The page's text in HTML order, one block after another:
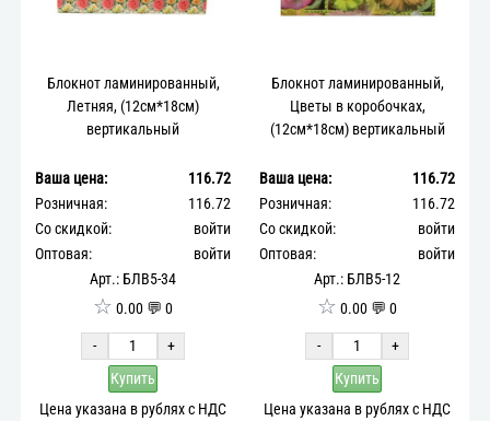
Блокнот ламинированный,
Летняя, (12см*18см)
вертикальный
Ваша цена:
116.72
Розничная:
116.72
Со скидкой:
войти
Оптовая:
войти
Арт.: БЛВ5-34
☆ 0.00 💬 0
-
+
Купить
Цена указана в рублях с НДС
Блокнот ламинированный,
Цветы в коробочках,
(12см*18см) вертикальный
Ваша цена:
116.72
Розничная:
116.72
Со скидкой:
войти
Оптовая:
войти
Арт.: БЛВ5-12
☆ 0.00 💬 0
-
+
Купить
Цена указана в рублях с НДС